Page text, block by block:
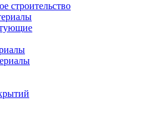
строительство